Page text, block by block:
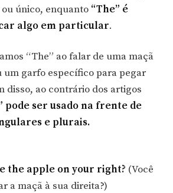
único, enquanto “The” é
algo em particular.
“The” ao falar de uma maçã
um garfo específico para pegar
disso, ao contrário dos artigos
pode ser usado na frente de
e plurais.
the apple on your right? (Você
a maçã à sua direita?)